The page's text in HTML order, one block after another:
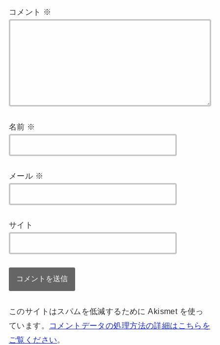
コメント ※
名前 ※
メール ※
サイト
このサイトはスパムを低減するために Akismet を使っ
ています。
コメントデータの処理方法の詳細はこちらを
ご覧ください。